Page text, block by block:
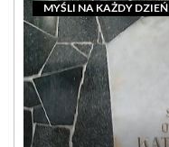
MYŚLI NA KAŻDY DZIEŃ